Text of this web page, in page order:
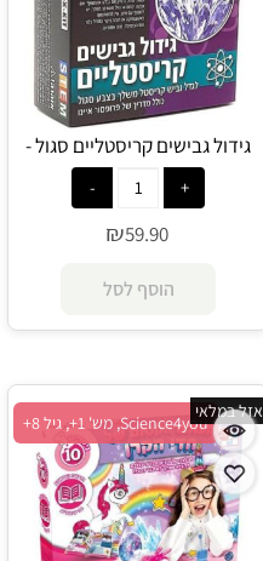
גידול גבישים קריסטליים סגול -
₪59.90
הוסף לסל
Science4you, מש' 1+, גיל 8+
אזל במלאי